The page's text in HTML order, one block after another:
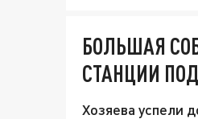
БОЛЬШАЯ
СТАНЦИИ
Хозяева успели